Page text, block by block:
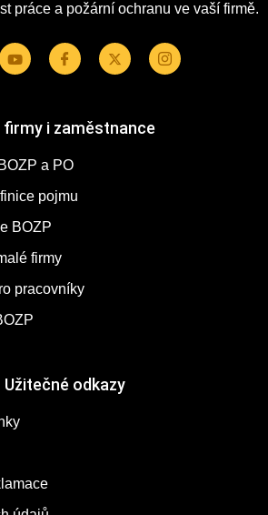
práce a požární ochranu ve vaší firmě.
firmy i zaměstnance
a PO
pojmu
BOZP
firmy
pracovníky
Užitečné odkazy